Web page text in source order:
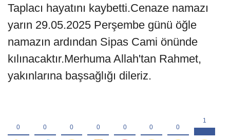
Taplacı hayatını kaybetti.Cenaze namazı
yarın 29.05.2025 Perşembe günü öğle
namazın ardından Sipas Cami önünde
kılınacaktır.Merhuma Allah'tan Rahmet,
yakınlarına başsağlığı dileriz.